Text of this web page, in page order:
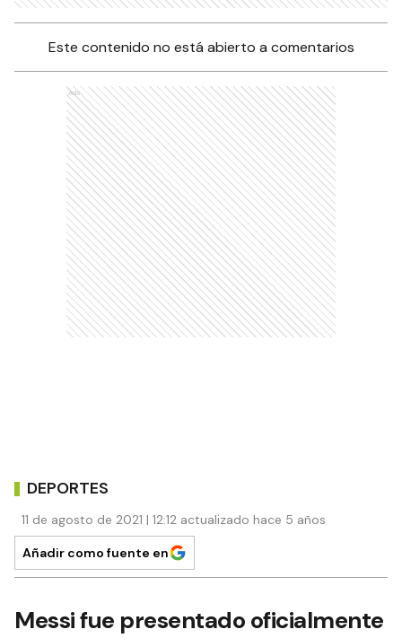
Este contenido no está abierto a comentarios
Ads
DEPORTES
11 de agosto de 2021 | 12:12 actualizado hace 5 años
Añadir como fuente en
Messi fue presentado oficialmente